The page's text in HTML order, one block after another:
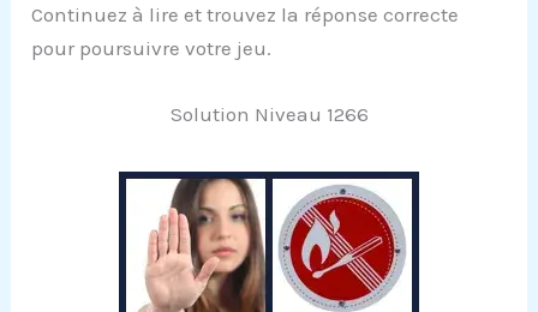
Continuez à lire et trouvez la réponse correcte
pour poursuivre votre jeu.
Solution Niveau 1266